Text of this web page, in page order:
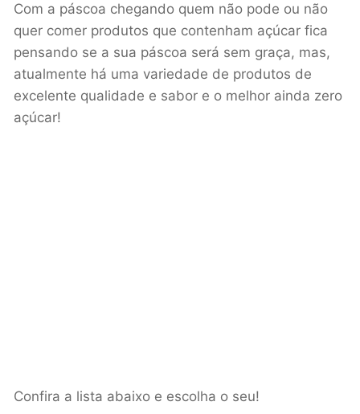
Com a páscoa chegando quem não pode ou não
quer comer produtos que contenham açúcar fica
pensando se a sua páscoa será sem graça, mas,
atualmente há uma variedade de produtos de
excelente qualidade e sabor e o melhor ainda zero
açúcar!
Confira a lista abaixo e escolha o seu!